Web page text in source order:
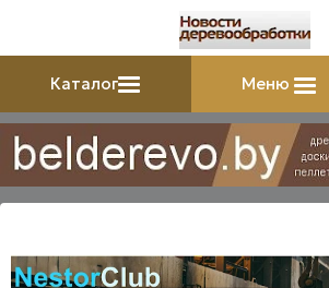
Каталог Меню